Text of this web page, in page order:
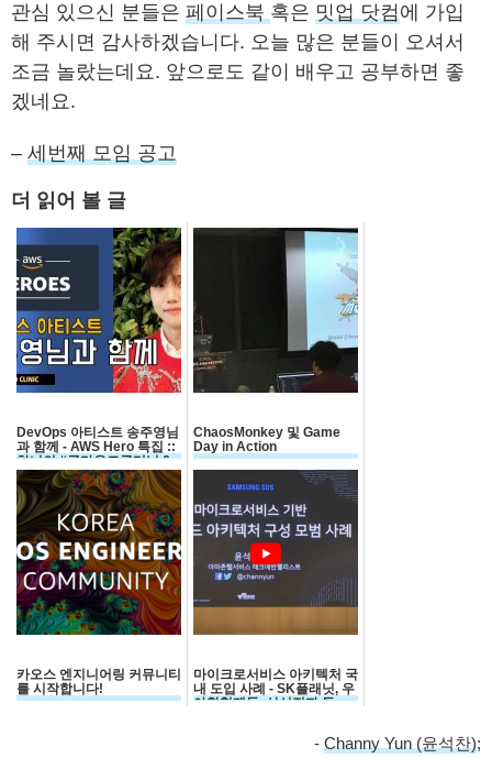
관심 있으신 분들은 페이스북 혹은 밋업 닷컴에 가입
해 주시면 감사하겠습니다. 오늘 많은 분들이 오셔서
조금 놀랐는데요. 앞으로도 같이 배우고 공부하면 좋
겠네요.
– 세번째 모임 공고
더 읽어 볼 글
DevOps 아티스트 송주영님
과 함께 - AWS Hero 특집 ::
차니의 #클라우드클리닉 6
회
ChaosMonkey 및 Game
Day in Action
카오스 엔지니어링 커뮤니티
를 시작합니다!
마이크로서비스 아키텍처 국
내 도입 사례 - SK플래닛, 우
아한형제들, 삼성전자 등
- Channy Yun (윤석찬);